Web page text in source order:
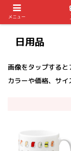
日用品
画像をタップすると
カラーや価格、サイ
メニュー